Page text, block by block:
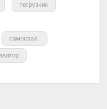
погрузчик
самосвал.